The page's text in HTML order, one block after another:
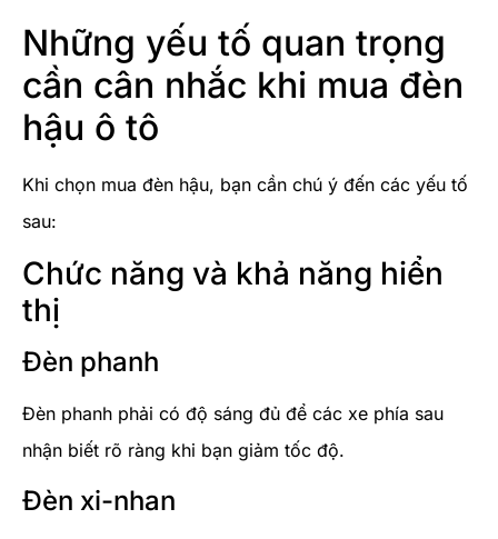
Những yếu tố quan trọng
cần cân nhắc khi mua đèn
hậu ô tô
Khi chọn mua đèn hậu, bạn cần chú ý đến các yếu tố
sau:
Chức năng và khả năng hiển
thị
Đèn phanh
Đèn phanh phải có độ sáng đủ để các xe phía sau
nhận biết rõ ràng khi bạn giảm tốc độ.
Đèn xi-nhan